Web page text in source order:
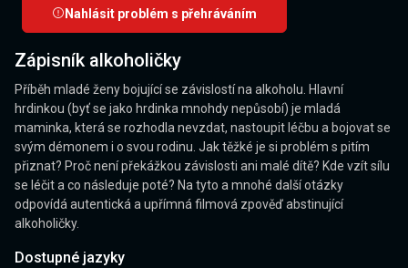
Nahlásit problém s přehráváním
Zápisník alkoholičky
Příběh mladé ženy bojující se závislostí na alkoholu. Hlavní
hrdinkou (byť se jako hrdinka mnohdy nepůsobí) je mladá
maminka, která se rozhodla nevzdat, nastoupit léčbu a bojovat se
svým démonem i o svou rodinu. Jak těžké je si problém s pitím
přiznat? Proč není překážkou závislosti ani malé dítě? Kde vzít sílu
se léčit a co následuje poté? Na tyto a mnohé další otázky
odpovídá autentická a upřímná filmová zpověď abstinující
alkoholičky.
Dostupné jazyky